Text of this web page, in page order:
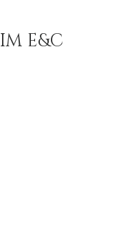
E&C